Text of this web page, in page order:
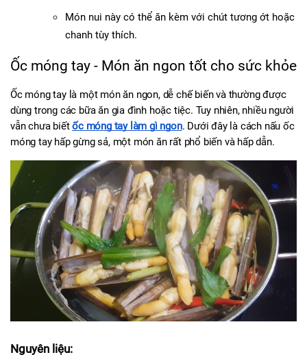
Món nui này có thể ăn kèm với chút tương ớt hoặc
chanh tùy thích.
Ốc móng tay - Món ăn ngon tốt cho sức khỏe
Ốc móng tay là một món ăn ngon, dễ chế biến và thường được
dùng trong các bữa ăn gia đình hoặc tiệc. Tuy nhiên, nhiều người
vẫn chưa biết ốc móng tay làm gì ngon. Dưới đây là cách nấu ốc
móng tay hấp gừng sả, một món ăn rất phổ biến và hấp dẫn.
Nguyên liệu: